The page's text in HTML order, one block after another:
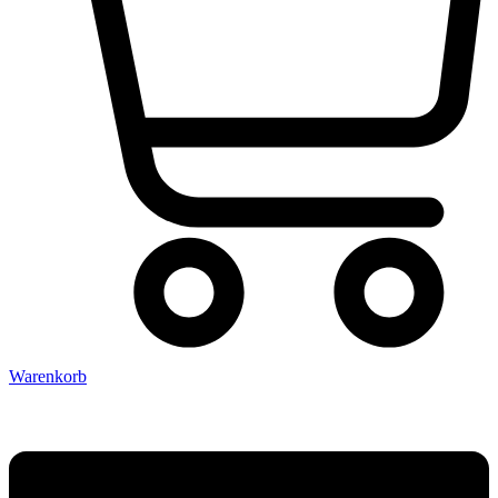
Warenkorb